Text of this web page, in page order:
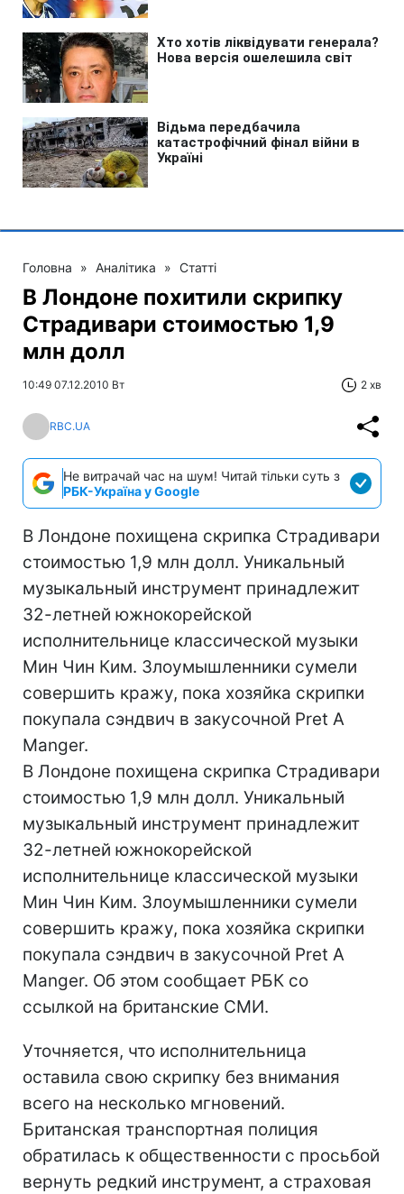
Головна » Аналітика » Статті
В Лондоне похитили скрипку
Страдивари стоимостью 1,9
млн долл
10:49 07.12.2010 Вт 2 хв
RBC.UA
Не витрачай час на шум! Читай тільки суть з
РБК-Україна у Google
В Лондоне похищена скрипка Страдивари
стоимостью 1,9 млн долл. Уникальный
музыкальный инструмент принадлежит
32-летней южнокорейской
исполнительнице классической музыки
Мин Чин Ким. Злоумышленники сумели
совершить кражу, пока хозяйка скрипки
покупала сэндвич в закусочной Pret A
Manger.
В Лондоне похищена скрипка Страдивари
стоимостью 1,9 млн долл. Уникальный
музыкальный инструмент принадлежит
32-летней южнокорейской
исполнительнице классической музыки
Мин Чин Ким. Злоумышленники сумели
совершить кражу, пока хозяйка скрипки
покупала сэндвич в закусочной Pret A
Manger. Об этом сообщает РБК со
ссылкой на британские СМИ.
Уточняется, что исполнительница
оставила свою скрипку без внимания
всего на несколько мгновений.
Британская транспортная полиция
обратилась к общественности с просьбой
вернуть редкий инструмент, а страховая